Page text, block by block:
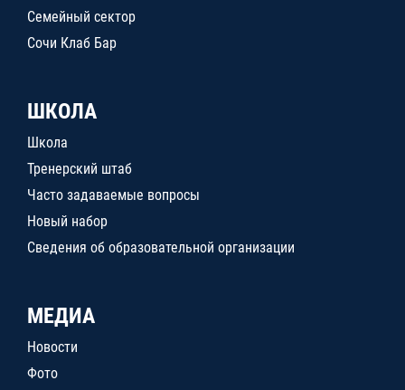
Семейный сектор
Сочи Клаб Бар
ШКОЛА
Школа
Тренерский штаб
Часто задаваемые вопросы
Новый набор
Сведения об образовательной организации
МЕДИА
Новости
Фото